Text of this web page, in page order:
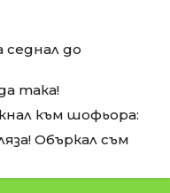
седнал до
така!
към шофьора:
Объркал съм